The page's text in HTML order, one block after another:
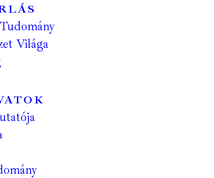
Világa